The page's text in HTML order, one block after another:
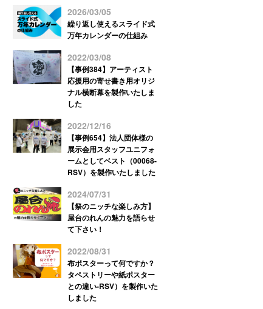
2026/03/05
繰り返し使えるスライド式
万年カレンダーの仕組み
2022/03/08
【事例384】アーティスト
応援用の寄せ書き用オリジ
ナル横断幕を製作いたしま
した
2022/12/16
【事例654】法人団体様の
展示会用スタッフユニフォ
ームとしてベスト（00068-
RSV）を製作いたしました
2024/07/31
【祭のニッチな楽しみ方】
屋台のれんの魅力を語らせ
て下さい！
2022/08/31
布ポスターって何ですか？
タペストリーや紙ポスター
との違い-RSV）を製作いた
しました